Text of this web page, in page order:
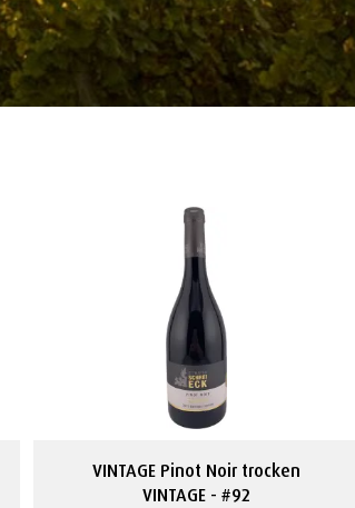
VINTAGE Pinot Noir trocken
VINTAGE #92